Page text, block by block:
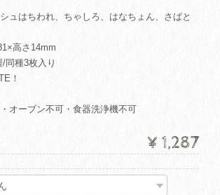
ュはちわれ、ちゃしろ、はなちょん、さばと
高さ14mm
同種3枚入り
！
オーブン不可・食器洗浄機不可
¥1,287